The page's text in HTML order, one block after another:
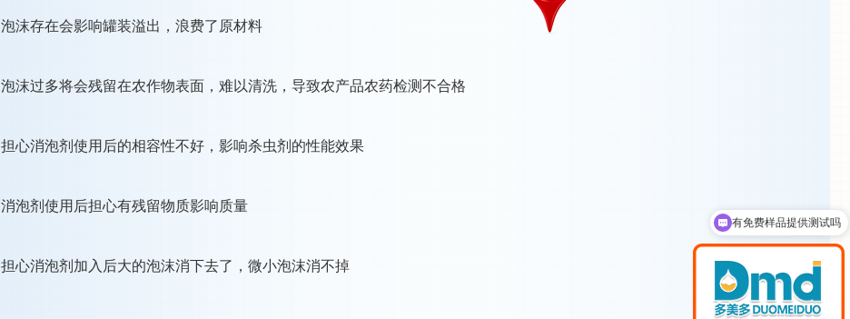
泡沫存在会影响罐装溢出，浪费了原材料
泡沫过多将会残留在农作物表面，难以清洗，导致农产品农药检测不合格
担心消泡剂使用后的相容性不好，影响杀虫剂的性能效果
消泡剂使用后担心有残留物质影响质量
担心消泡剂加入后大的泡沫消下去了，微小泡沫消不掉
有免费样品提供测试吗